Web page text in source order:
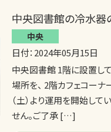
中央図書館の冷水器
中央
日付：2024年05月15日
中央図書館 1階に設置し
場所を、 2階カフェコー
（土）より運用を開始して
せん。ご了承 […]